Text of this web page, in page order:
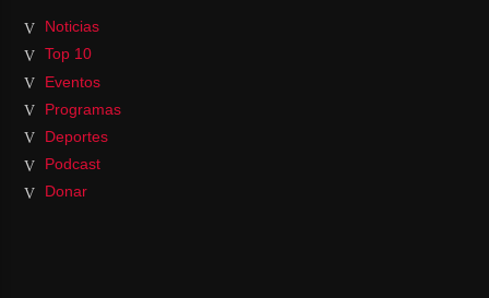
Noticias
Top 10
Eventos
Programas
Deportes
Podcast
Donar